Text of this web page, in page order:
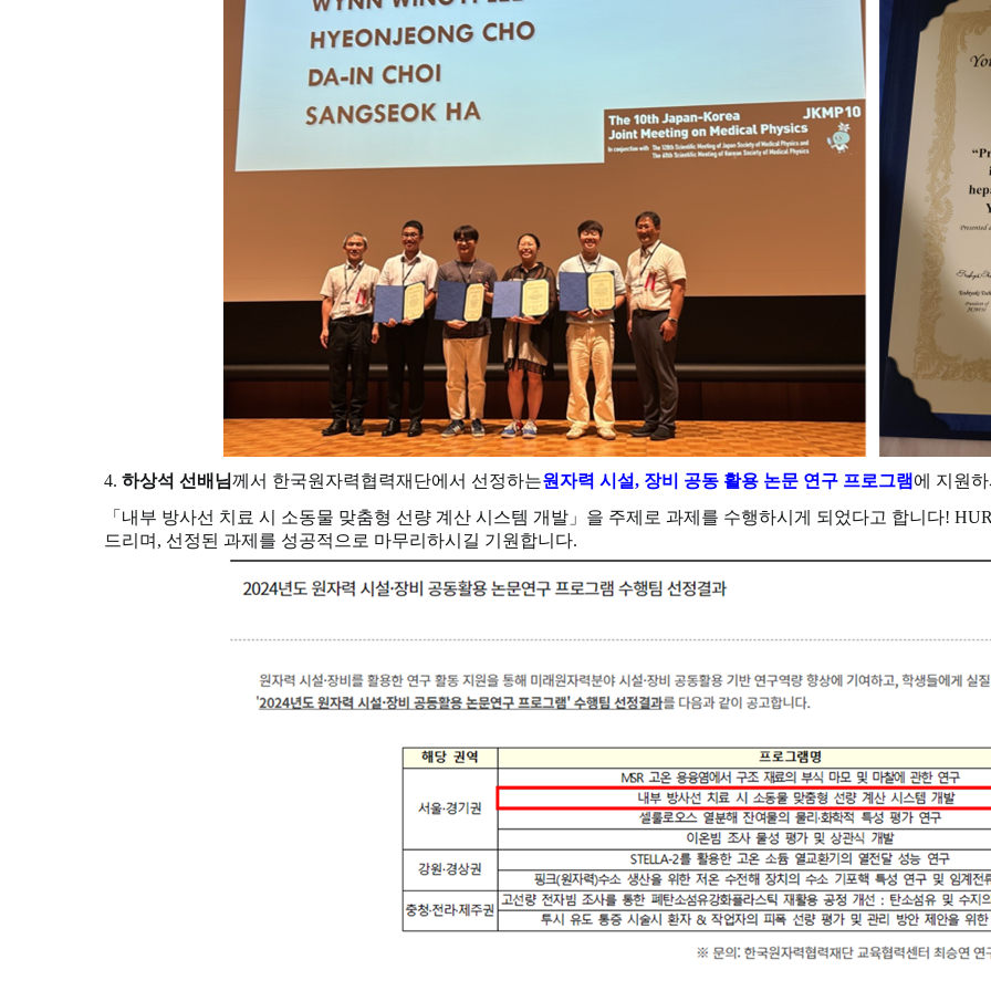
4. 하상석 선배님께서 한국원자력협력재단에서 선정하는원자력 시설, 장비 공동 활용 논문 연구 프로그램에 지원
「내부 방사선 치료 시 소동물 맞춤형 선량 계산 시스템 개발」을 주제로 과제를 수행하시게 되었다고 합니다!
드리며, 선정된 과제를 성공적으로 마무리하시길 기원합니다.